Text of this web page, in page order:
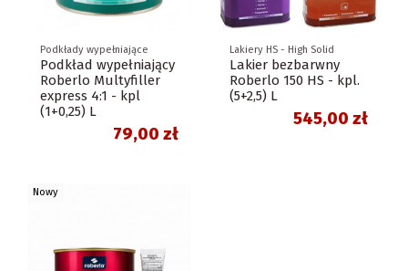
Podkłady wypełniające
Podkład wypełniający
Roberlo Multyfiller
express 4:1 - kpl
(1+0,25) L
79,00 zł
Lakiery HS - High Solid
Lakier bezbarwny
Roberlo 150 HS - kpl.
(5+2,5) L
545,00 zł
Nowy